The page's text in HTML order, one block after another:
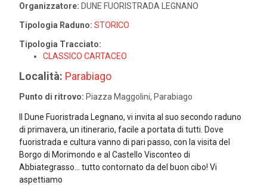
Organizzatore: DUNE FUORISTRADA LEGNANO
Tipologia Raduno: STORICO
Tipologia Tracciato:
CLASSICO CARTACEO
Località: Parabiago
Punto di ritrovo: Piazza Maggolini, Parabiago
Il Dune Fuoristrada Legnano, vi invita al suo secondo raduno
di primavera, un itinerario, facile a portata di tutti. Dove
fuoristrada e cultura vanno di pari passo, con la visita del
Borgo di Morimondo e al Castello Visconteo di
Abbiategrasso... tutto contornato da del buon cibo! Vi
aspettiamo